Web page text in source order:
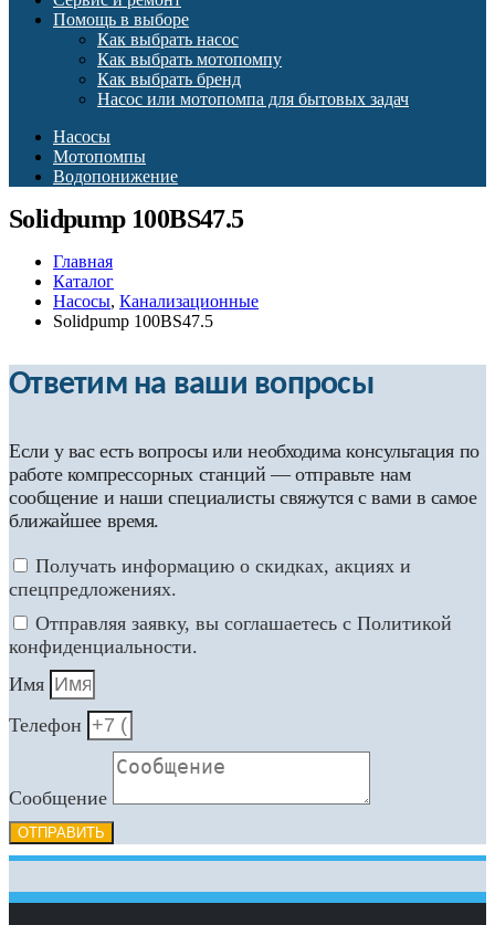
Помощь в выборе
Как выбрать насос
Как выбрать мотопомпу
Как выбрать бренд
Насос или мотопомпа для бытовых задач
Насосы
Мотопомпы
Водопонижение
Solidpump 100BS47.5
Главная
Каталог
Насосы, Канализационные
Solidpump 100BS47.5
Ответим на ваши вопросы
Если у вас есть вопросы или необходима консультация по
работе компрессорных станций — отправьте нам
сообщение и наши специалисты свяжутся с вами в самое
ближайшее время.
Получать информацию о скидках, акциях и
спецпредложениях.
Отправляя заявку, вы соглашаетесь с Политикой
конфиденциальности.
Имя
Телефон
Сообщение
ОТПРАВИТЬ